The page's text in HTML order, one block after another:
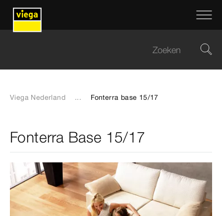
Viega Nederland ... Fonterra base 15/17
Fonterra Base 15/17